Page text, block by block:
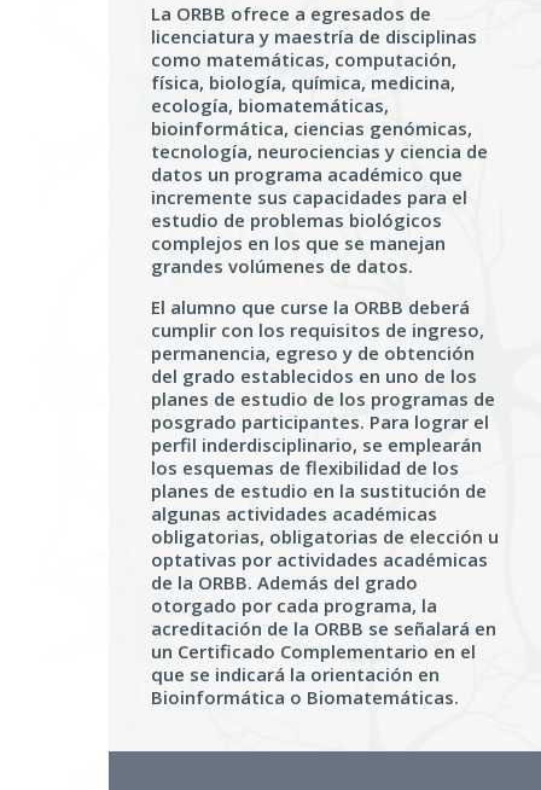
La ORBB ofrece a egresados de
licenciatura y maestría de disciplinas
como matemáticas, computación,
física, biología, química, medicina,
ecología, biomatemáticas,
bioinformática, ciencias genómicas,
tecnología, neurociencias y ciencia de
datos un programa académico que
incremente sus capacidades para el
estudio de problemas biológicos
complejos en los que se manejan
grandes volúmenes de datos.
El alumno que curse la ORBB deberá
cumplir con los requisitos de ingreso,
permanencia, egreso y de obtención
del grado establecidos en uno de los
planes de estudio de los programas de
posgrado participantes. Para lograr el
perfil inderdisciplinario, se emplearán
los esquemas de flexibilidad de los
planes de estudio en la sustitución de
algunas actividades académicas
obligatorias, obligatorias de elección u
optativas por actividades académicas
de la ORBB. Además del grado
otorgado por cada programa, la
acreditación de la ORBB se señalará en
un Certificado Complementario en el
que se indicará la orientación en
Bioinformática o Biomatemáticas.